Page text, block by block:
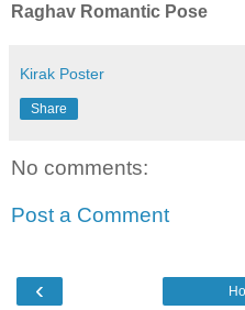
Raghav Romantic Pose
Kirak Poster
Share
No comments:
Post a Comment
‹